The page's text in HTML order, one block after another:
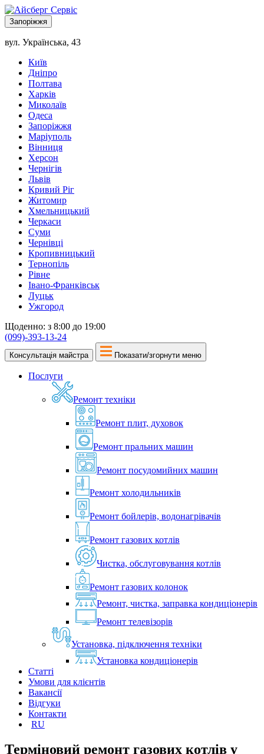
Запоріжжя
вул. Українська, 43
Київ
Дніпро
Полтава
Харків
Миколаїв
Одеса
Запоріжжя
Маріуполь
Вінниця
Херсон
Чернігів
Львів
Кривий Ріг
Житомир
Хмельницький
Черкаси
Суми
Чернівці
Кропивницький
Тернопіль
Рівне
Івано-Франківськ
Луцьк
Ужгород
Щоденно: з 8:00 до 19:00
(099)-393-13-24
Консультація майстра Показати/згорнути меню
Послуги
Ремонт техніки
Ремонт плит, духовок
Ремонт пральних машин
Ремонт посудомийних машин
Ремонт холодильників
Ремонт бойлерів, водонагрівачів
Ремонт газових котлів
Чистка, обслуговування котлів
Ремонт газових колонок
Ремонт, чистка, заправка кондиціонерів
Ремонт телевізорів
Установка, підключення техніки
Установка кондиціонерів
Статті
Умови для клієнтів
Вакансії
Відгуки
Контакти
RU
Терміновий ремонт газових котлів у